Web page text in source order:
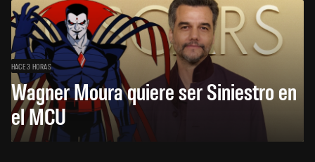
HACE 3 HORAS
Wagner Moura quiere ser Siniestro en
el MCU